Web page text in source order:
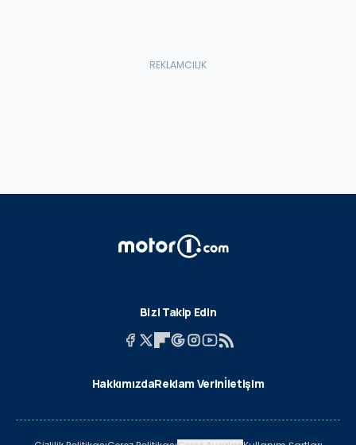
Bizi Takip Edin
HakkımızdaReklam Verinİletişim